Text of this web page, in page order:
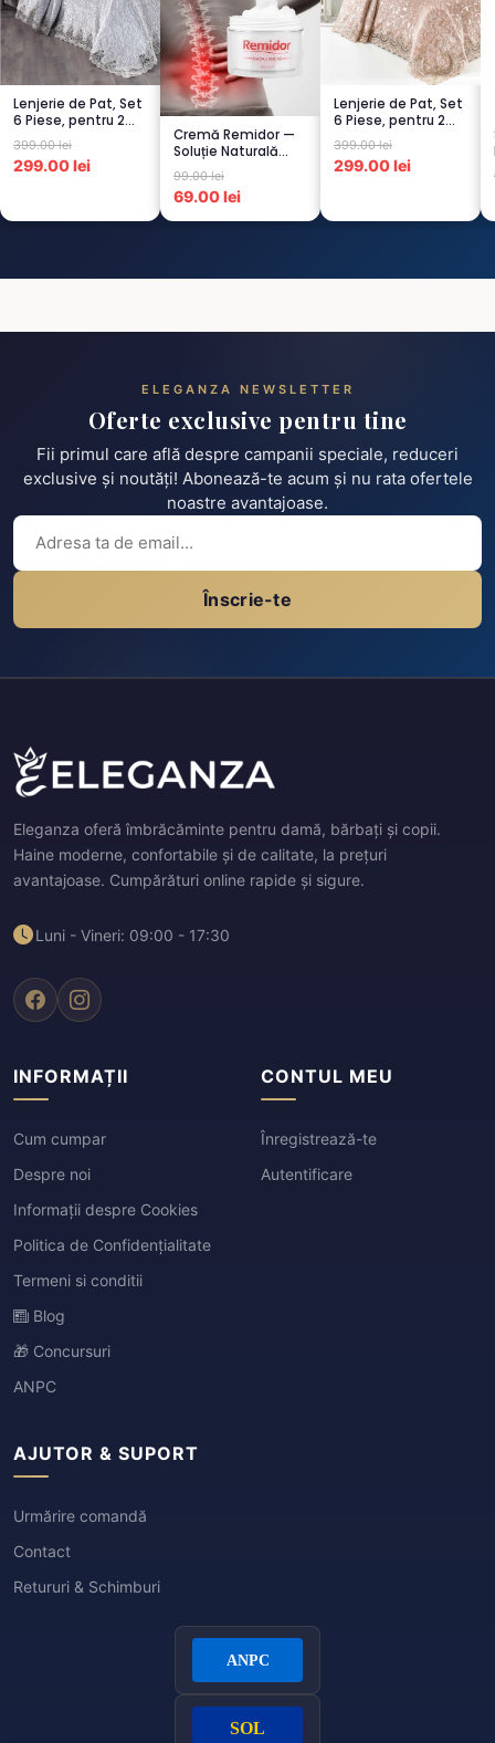
Lenjerie de Pat, Set
6 Piese, pentru 2
persoana, GRI -1...
399.00 lei
299.00 lei
Cremă Remidor —
Soluție Naturală
pentru Dureri de
Spate...
99.00 lei
69.00 lei
Lenjerie de Pat, Set
6 Piese, pentru 2
persoana, CAPUCI...
399.00 lei
299.00 lei
ELEGANZA NEWSLETTER
Oferte exclusive pentru tine
Fii primul care află despre campanii speciale, reduceri
exclusive și noutăți! Abonează-te acum și nu rata ofertele
noastre avantajoase.
Înscrie-te
Eleganza oferă îmbrăcăminte pentru damă, bărbați și copii.
Haine moderne, confortabile și de calitate, la prețuri
avantajoase. Cumpărături online rapide și sigure.
Luni - Vineri: 09:00 - 17:30
INFORMAȚII
Cum cumpar
Despre noi
Informații despre Cookies
Politica de Confidențialitate
Termeni si conditii
Blog
🎁 Concursuri
ANPC
CONTUL MEU
Înregistrează-te
Autentificare
AJUTOR & SUPORT
Urmărire comandă
Contact
Retururi & Schimburi